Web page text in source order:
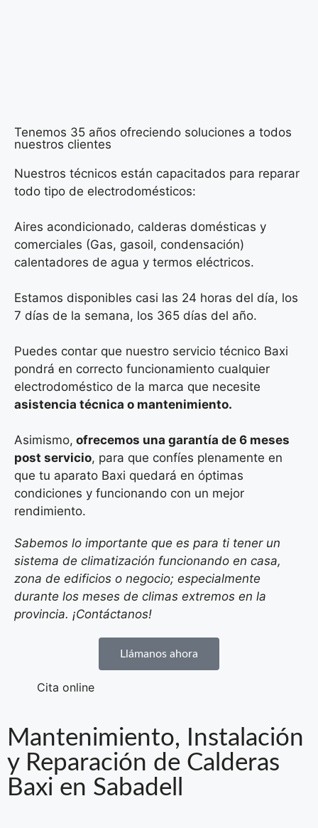
Tenemos 35 años ofreciendo soluciones a todos
nuestros clientes
Nuestros técnicos están capacitados para reparar
todo tipo de electrodomésticos:
Aires acondicionado, calderas domésticas y
comerciales (Gas, gasoil, condensación)
calentadores de agua y termos eléctricos.
Estamos disponibles casi las 24 horas del día, los
7 días de la semana, los 365 días del año.
Puedes contar que nuestro servicio técnico Baxi
pondrá en correcto funcionamiento cualquier
electrodoméstico de la marca que necesite
asistencia técnica o mantenimiento.
Asimismo, ofrecemos una garantía de 6 meses
post servicio, para que confíes plenamente en
que tu aparato Baxi quedará en óptimas
condiciones y funcionando con un mejor
rendimiento.
Sabemos lo importante que es para ti tener un
sistema de climatización funcionando en casa,
zona de edificios o negocio; especialmente
durante los meses de climas extremos en la
provincia. ¡Contáctanos!
Llámanos ahora
Cita online
Mantenimiento, Instalación
y Reparación de Calderas
Baxi en Sabadell